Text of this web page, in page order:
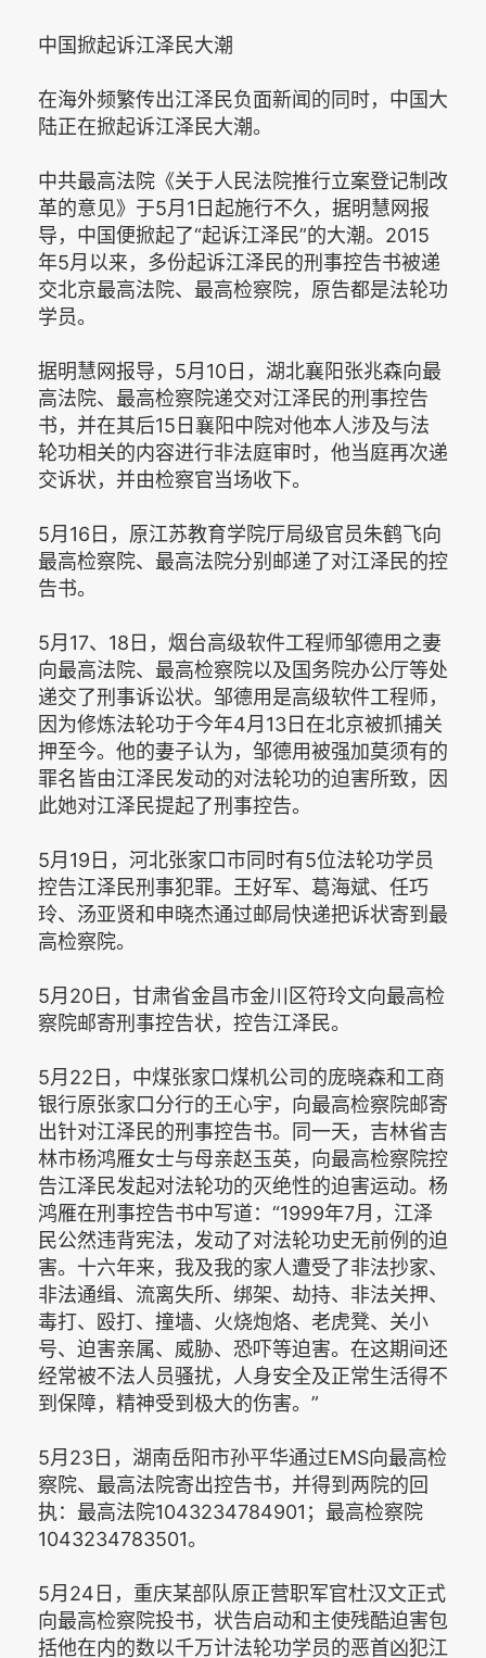
中国掀起诉江泽民大潮
在海外频繁传出江泽民负面新闻的同时，中国大
陆正在掀起诉江泽民大潮。
中共最高法院《关于人民法院推行立案登记制改
革的意见》于5月1日起施行不久，据明慧网报
导，中国便掀起了“起诉江泽民”的大潮。2015
年5月以来，多份起诉江泽民的刑事控告书被递
交北京最高法院、最高检察院，原告都是法轮功
学员。
据明慧网报导，5月10日，湖北襄阳张兆森向最
高法院、最高检察院递交对江泽民的刑事控告
书，并在其后15日襄阳中院对他本人涉及与法
轮功相关的内容进行非法庭审时，他当庭再次递
交诉状，并由检察官当场收下。
5月16日，原江苏教育学院厅局级官员朱鹤飞向
最高检察院、最高法院分别邮递了对江泽民的控
告书。
5月17、18日，烟台高级软件工程师邹德用之妻
向最高法院、最高检察院以及国务院办公厅等处
递交了刑事诉讼状。邹德用是高级软件工程师，
因为修炼法轮功于今年4月13日在北京被抓捕关
押至今。他的妻子认为，邹德用被强加莫须有的
罪名皆由江泽民发动的对法轮功的迫害所致，因
此她对江泽民提起了刑事控告。
5月19日，河北张家口市同时有5位法轮功学员
控告江泽民刑事犯罪。王好军、葛海斌、任巧
玲、汤亚贤和申晓杰通过邮局快递把诉状寄到最
高检察院。
5月20日，甘肃省金昌市金川区符玲文向最高检
察院邮寄刑事控告状，控告江泽民。
5月22日，中煤张家口煤机公司的庞晓森和工商
银行原张家口分行的王心宇，向最高检察院邮寄
出针对江泽民的刑事控告书。同一天，吉林省吉
林市杨鸿雁女士与母亲赵玉英，向最高检察院控
告江泽民发起对法轮功的灭绝性的迫害运动。杨
鸿雁在刑事控告书中写道：“1999年7月，江泽
民公然违背宪法，发动了对法轮功史无前例的迫
害。十六年来，我及我的家人遭受了非法抄家、
非法通缉、流离失所、绑架、劫持、非法关押、
毒打、殴打、撞墙、火烧炮烙、老虎凳、关小
号、迫害亲属、威胁、恐吓等迫害。在这期间还
经常被不法人员骚扰，人身安全及正常生活得不
到保障，精神受到极大的伤害。”
5月23日，湖南岳阳市孙平华通过EMS向最高检
察院、最高法院寄出控告书，并得到两院的回
执：最高法院1043234784901；最高检察院
1043234783501。
5月24日，重庆某部队原正营职军官杜汉文正式
向最高检察院投书，状告启动和主使残酷迫害包
括他在内的数以千万计法轮功学员的恶首凶犯江